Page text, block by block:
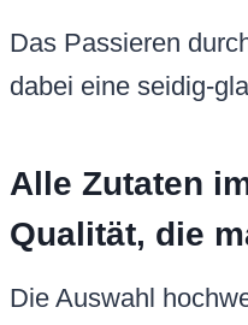
Das Passieren
dabei eine seidig-
Alle Zutaten
Qualität, die
Die Auswahl